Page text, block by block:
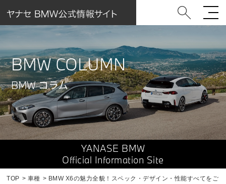
BMW COLUMN
BMW コラム
YANASE BMW
Official Information Site
TOP 車種
BMW X6の魅力全貌！スペック・デザイン・性能すべてをご